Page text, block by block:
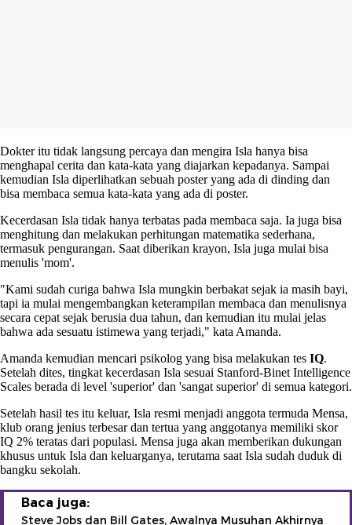
Dokter itu tidak langsung percaya dan mengira Isla hanya bisa
menghapal cerita dan kata-kata yang diajarkan kepadanya. Sampai
kemudian Isla diperlihatkan sebuah poster yang ada di dinding dan
bisa membaca semua kata-kata yang ada di poster.
Kecerdasan Isla tidak hanya terbatas pada membaca saja. Ia juga bisa
menghitung dan melakukan perhitungan matematika sederhana,
termasuk pengurangan. Saat diberikan krayon, Isla juga mulai bisa
menulis 'mom'.
"Kami sudah curiga bahwa Isla mungkin berbakat sejak ia masih bayi,
tapi ia mulai mengembangkan keterampilan membaca dan menulisnya
secara cepat sejak berusia dua tahun, dan kemudian itu mulai jelas
bahwa ada sesuatu istimewa yang terjadi," kata Amanda.
Amanda kemudian mencari psikolog yang bisa melakukan tes IQ.
Setelah dites, tingkat kecerdasan Isla sesuai Stanford-Binet Intelligence
Scales berada di level 'superior' dan 'sangat superior' di semua kategori.
Setelah hasil tes itu keluar, Isla resmi menjadi anggota termuda Mensa,
klub orang jenius terbesar dan tertua yang anggotanya memiliki skor
IQ 2% teratas dari populasi. Mensa juga akan memberikan dukungan
khusus untuk Isla dan keluarganya, terutama saat Isla sudah duduk di
bangku sekolah.
Baca juga:
Steve Jobs dan Bill Gates, Awalnya Musuhan Akhirnya